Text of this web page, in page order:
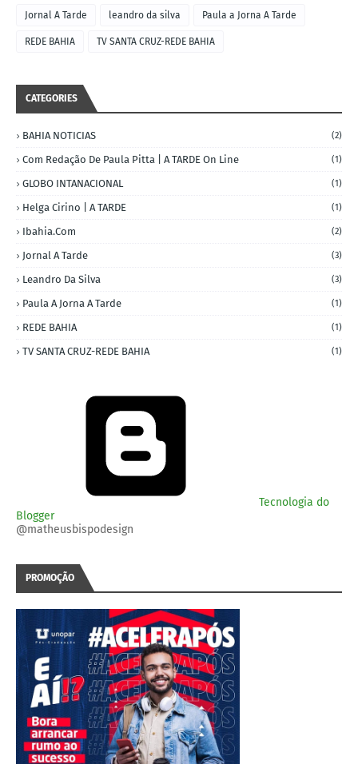
Jornal A Tarde leandro da silva Paula a Jorna A Tarde
REDE BAHIA TV SANTA CRUZ-REDE BAHIA
CATEGORIES
BAHIA NOTICIAS (2)
Com Redação De Paula Pitta | A TARDE On Line (1)
GLOBO INTANACIONAL (1)
Helga Cirino | A TARDE (1)
Ibahia.com (2)
Jornal A Tarde (3)
Leandro Da Silva (3)
Paula A Jorna A Tarde (1)
REDE BAHIA (1)
TV SANTA CRUZ-REDE BAHIA (1)
Tecnologia do
Blogger
@matheusbispodesign
PROMOÇÃO